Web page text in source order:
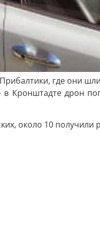
где они
Кронштадте дрон
около 10 получили